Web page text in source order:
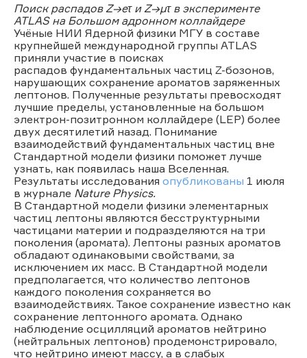
Поиск распадов Z→eτ и Z→µτ в эксперименте
ATLAS на Большом адронном коллайдере
Учёные НИИ Ядерной физики МГУ в составе
крупнейшей международной группы ATLAS
приняли участие в поисках
распадов фундаментальных частиц Z-бозонов,
нарушающих сохранение ароматов заряженных
лептонов. Полученные результаты превосходят
лучшие пределы, установленные на большом
электрон-позитронном коллайдере (LEP) более
двух десятилетий назад. Понимание
взаимодействий фундаментальных частиц вне
Стандартной модели физики поможет лучше
узнать, как появилась наша Вселенная.
Результаты исследования опубликованы 1 июля
в журнале Nature Physics.
В Стандартной модели физики элементарных
частиц лептоны являются бесструктурными
частицами материи и подразделяются на три
поколения (аромата). Лептоны разных ароматов
обладают одинаковыми свойствами, за
исключением их масс. В Стандартной модели
предполагается, что количество лептонов
каждого поколения сохраняется во
взаимодействиях. Такое сохранение известно как
сохранение лептонного аромата. Однако
наблюдение осцилляций ароматов нейтрино
(нейтральных лептонов) продемонстрировало,
что нейтрино имеют массу, а в слабых